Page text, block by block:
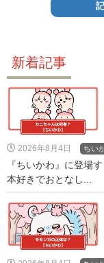
新着記事
2026年8月4日 ちい
『ちいかわ』に登場
本好きでおとなし...